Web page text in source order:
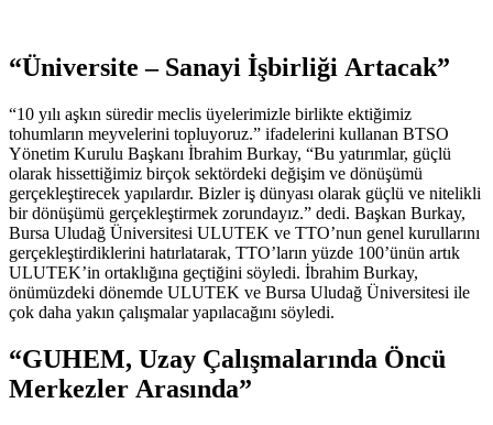
“Üniversite – Sanayi İşbirliği Artacak”
“10 yılı aşkın süredir meclis üyelerimizle birlikte ektiğimiz
tohumların meyvelerini topluyoruz.” ifadelerini kullanan BTSO
Yönetim Kurulu Başkanı İbrahim Burkay, “Bu yatırımlar, güçlü
olarak hissettiğimiz birçok sektördeki değişim ve dönüşümü
gerçekleştirecek yapılardır. Bizler iş dünyası olarak güçlü ve nitelikli
bir dönüşümü gerçekleştirmek zorundayız.” dedi. Başkan Burkay,
Bursa Uludağ Üniversitesi ULUTEK ve TTO’nun genel kurullarını
gerçekleştirdiklerini hatırlatarak, TTO’ların yüzde 100’ünün artık
ULUTEK’in ortaklığına geçtiğini söyledi. İbrahim Burkay,
önümüzdeki dönemde ULUTEK ve Bursa Uludağ Üniversitesi ile
çok daha yakın çalışmalar yapılacağını söyledi.
“GUHEM, Uzay Çalışmalarında Öncü
Merkezler Arasında”